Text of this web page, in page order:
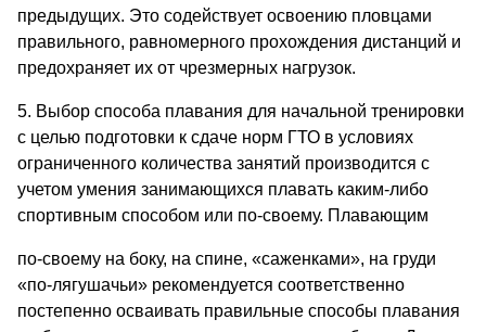
предыдущих. Это содействует освоению пловцами
правильного, равномерного прохождения дистанций и
предохраняет их от чрезмерных нагрузок.
5. Выбор способа плавания для начальной тренировки
с целью подготовки к сдаче норм ГТО в условиях
ограниченного количества занятий производится с
учетом умения занимающихся плавать каким-либо
спортивным способом или по-своему. Плавающим
по-своему на боку, на спине, «саженками», на груди
«по-лягушачьи» рекомендуется соответственно
постепенно осваивать правильные способы плавания